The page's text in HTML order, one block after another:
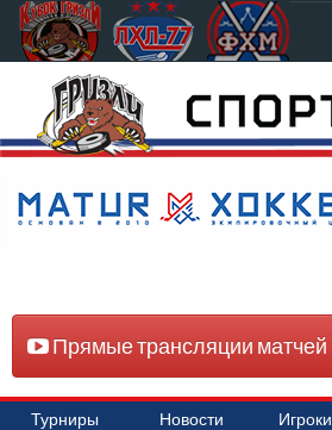
Прямые трансляции матчей
Турниры Новости Игроки